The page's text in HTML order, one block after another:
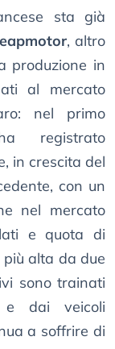
sta già
, altro
produzione in
al mercato
nel primo
registrato
in crescita del
con un
nel mercato
e quota di
alta da due
sono trainati
e dai veicoli
a soffrire di